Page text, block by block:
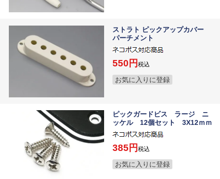
ストラト ピックアップカバー
パーチメント
550 税込
お気に入りに登録
ピックガードビス ラージ ニ
ッケル 12個セット 3X12ｍｍ
385 税込
お気に入りに登録